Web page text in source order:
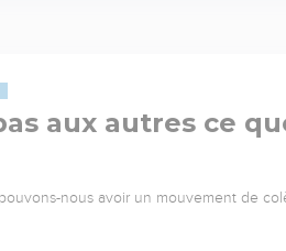
aux autres ce
nous avoir un mouvement de